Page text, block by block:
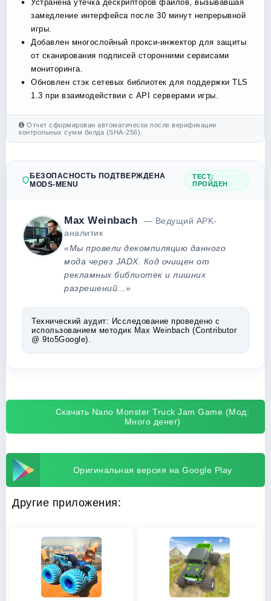
Устранена утечка дескрипторов файлов, вызывавшая
замедление интерфейса после 30 минут непрерывной
игры.
Добавлен многослойный прокси-инжектор для защиты
от сканирования подписей сторонними сервисами
мониторинга.
Обновлен стэк сетевых библиотек для поддержки TLS
1.3 при взаимодействии с API серверами игры.
Отчет сформирован автоматически после верификации
контрольных сумм билда (SHA-256).
БЕЗОПАСНОСТЬ ПОДТВЕРЖДЕНА
MODS-MENU
ТЕСТ:
ПРОЙДЕН
Max Weinbach
— Ведущий APK-
аналитик
«Мы провели декомпиляцию данного
мода через JADX. Код очищен от
рекламных библиотек и лишних
разрешений...»
Технический аудит: Исследование проведено с
использованием методик Max Weinbach (Contributor
@ 9to5Google).
Скачать Nano Monster Truck Jam Game (Мод:
Много денег)
Оригинальная версия на Google Play
Другие приложения: